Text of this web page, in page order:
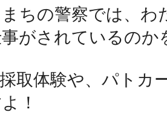
ちの警察では、わ
がされているのか
取体験や、パトカ
！
池袋
生駒